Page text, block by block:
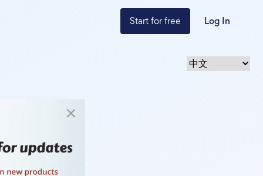
Start for free Log In